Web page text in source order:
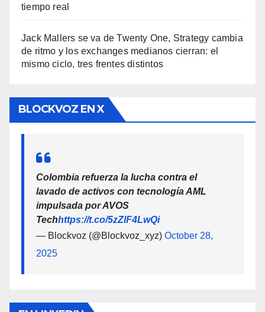
tiempo real
Jack Mallers se va de Twenty One, Strategy cambia
de ritmo y los exchanges medianos cierran: el
mismo ciclo, tres frentes distintos
BLOCKVOZ EN X
Colombia refuerza la lucha contra el
lavado de activos con tecnología AML
impulsada por AVOS
Techhttps://t.co/5zZlF4LwQi
— Blockvoz (@Blockvoz_xyz) October 28,
2025